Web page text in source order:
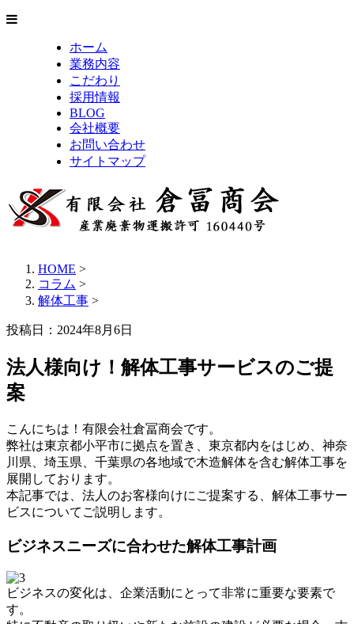
ホーム
業務内容
こだわり
採用情報
BLOG
会社概要
お問い合わせ
サイトマップ
HOME >
コラム >
解体工事 >
投稿日：2024年8月6日
法人様向け！解体工事サービスのご提
案
こんにちは！有限会社倉冨商会です。
弊社は東京都小平市に拠点を置き、東京都内をはじめ、神奈
川県、埼玉県、千葉県の各地域で木造解体を含む解体工事を
展開しております。
本記事では、法人のお客様向けにご提案する、解体工事サー
ビスについてご説明します。
ビジネスニーズに合わせた解体工事計画
ビジネスの変化は、企業活動にとって非常に重要な要素で
す。